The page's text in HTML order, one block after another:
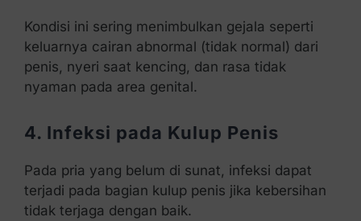
Kondisi ini sering menimbulkan gejala seperti
keluarnya cairan abnormal (tidak normal) dari
penis, nyeri saat kencing, dan rasa tidak
nyaman pada area genital.
4. Infeksi pada Kulup Penis
Pada pria yang belum di sunat, infeksi dapat
terjadi pada bagian kulup penis jika kebersihan
tidak terjaga dengan baik.